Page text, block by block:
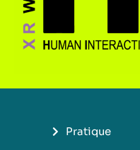
Pratique